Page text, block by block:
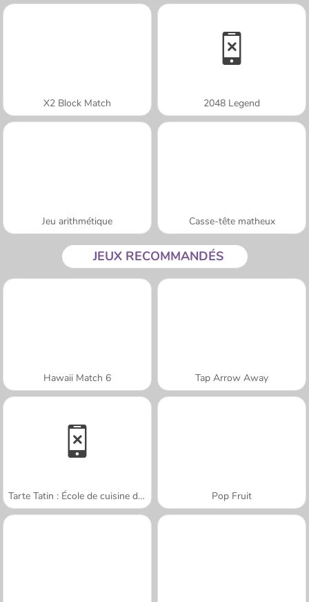
X2 Block Match 2048 Legend
Jeu arithmétique Casse-tête matheux
JEUX RECOMMANDÉS
Hawaii Match 6 Tap Arrow Away
Tarte Tatin : École de cuisine de Sara Pop Fruit